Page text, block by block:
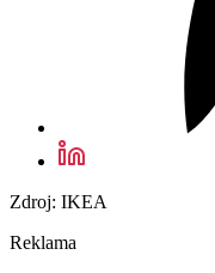
Zdroj: IKEA
Reklama